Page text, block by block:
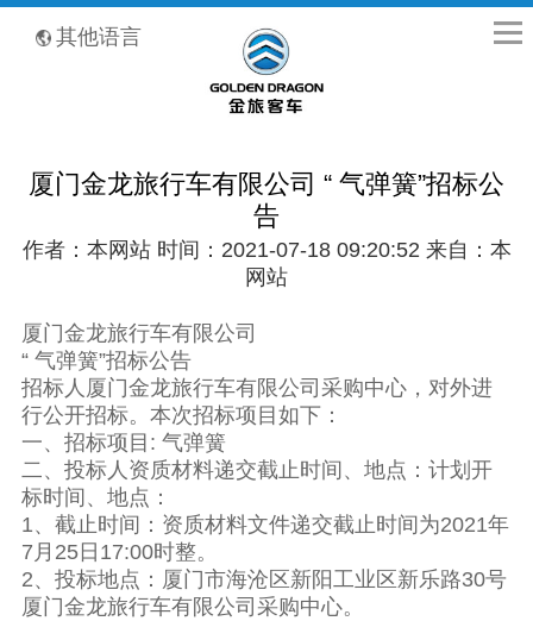
其他语言
厦门金龙旅行车有限公司 “ 气弹簧”招标公
告
作者：本网站 时间：2021-07-18 09:20:52 来自：本
网站
厦门金龙旅行车有限公司
“ 气弹簧”招标公告
招标人厦门金龙旅行车有限公司采购中心，对外进
行公开招标。本次招标项目如下：
一、招标项目: 气弹簧
二、投标人资质材料递交截止时间、地点：计划开
标时间、地点：
1、截止时间：资质材料文件递交截止时间为2021年
7月25日17:00时整。
2、投标地点：厦门市海沧区新阳工业区新乐路30号
厦门金龙旅行车有限公司采购中心。